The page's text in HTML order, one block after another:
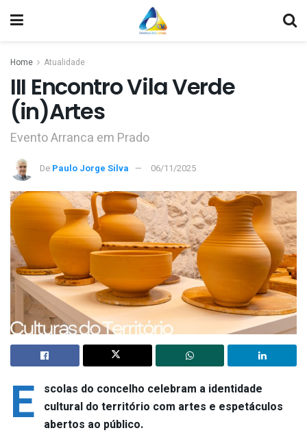
Home Atualidade
III Encontro Vila Verde
(in)Artes
Evento Arranca em Prado
De Paulo Jorge Silva 06/11/2025
E
scolas do concelho celebram a identidade
cultural do território com artes e espetáculos
abertos ao público.